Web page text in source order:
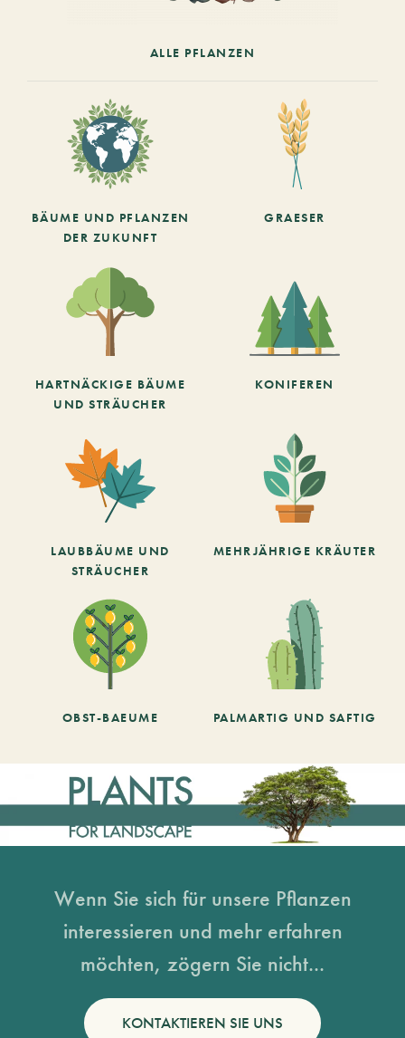
ALLE PFLANZEN
BÄUME UND PFLANZEN
DER ZUKUNFT
GRAESER
HARTNÄCKIGE BÄUME
UND STRÄUCHER
KONIFEREN
LAUBBÄUME UND
STRÄUCHER
MEHRJÄHRIGE KRÄUTER
OBST-BAEUME PALMARTIG UND SAFTIG
Wenn Sie sich für unsere Pflanzen
interessieren und mehr erfahren
möchten, zögern Sie nicht...
KONTAKTIEREN SIE UNS